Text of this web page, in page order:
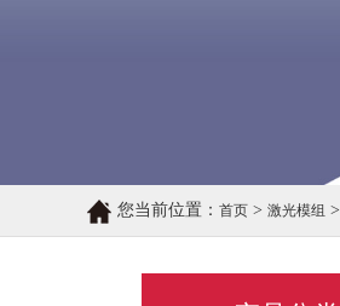
您当前位置： 首页 > 激光模组 >